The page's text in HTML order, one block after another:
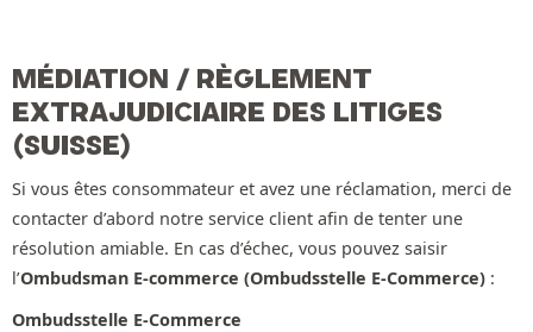
MÉDIATION / RÈGLEMENT
EXTRAJUDICIAIRE DES LITIGES
(SUISSE)
Si vous êtes consommateur et avez une réclamation, merci de
contacter d’abord notre service client afin de tenter une
résolution amiable. En cas d’échec, vous pouvez saisir
l’Ombudsman E-commerce (Ombudsstelle E-Commerce) :
Ombudsstelle E-Commerce